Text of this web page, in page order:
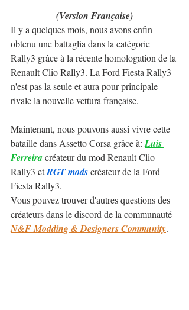
(Version Française)
Il y a quelques mois, nous avons enfin
obtenu une battaglia dans la catégorie
Rally3 grâce à la récente homologation de la
Renault Clio Rally3. La Ford Fiesta Rally3
n'est pas la seule et aura pour principale
rivale la nouvelle vettura française.
Maintenant, nous pouvons aussi vivre cette
bataille dans Assetto Corsa grâce à: Luis
Ferreiracréateur du mod Renault Clio
Rally3 et RGT mods créateur de la Ford
Fiesta Rally3.
Vous pouvez trouver d'autres questions des
créateurs dans le discord de la communauté
N&F Modding & Designers Community.